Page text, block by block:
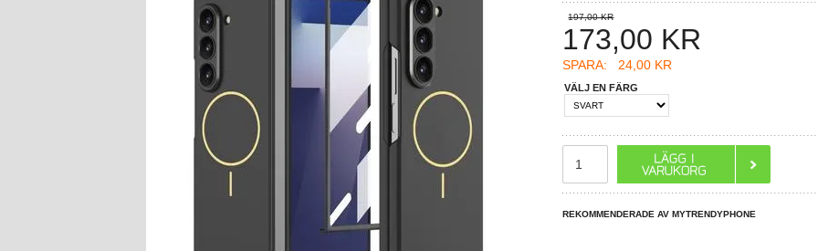
197,00 KR
173,00 KR
SPARA: 24,00 KR
VÄLJ EN FÄRG
REKOMMENDERADE AV MYTRENDYPHONE